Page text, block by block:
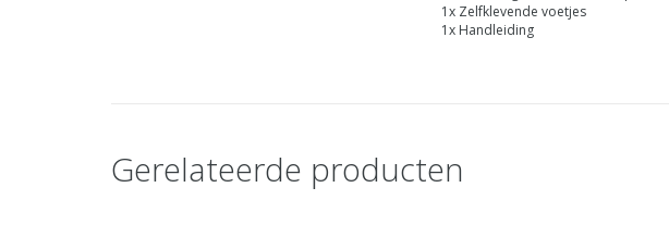
1x Zelfklevende voetjes
1x Handleiding
Gerelateerde producten